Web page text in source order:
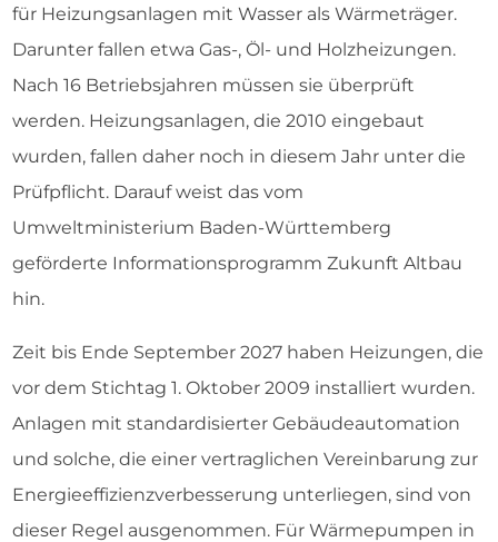
für Heizungsanlagen mit Wasser als Wärmeträger.
Darunter fallen etwa Gas-, Öl- und Holzheizungen.
Nach 16 Betriebsjahren müssen sie überprüft
werden. Heizungsanlagen, die 2010 eingebaut
wurden, fallen daher noch in diesem Jahr unter die
Prüfpflicht. Darauf weist das vom
Umweltministerium Baden-Württemberg
geförderte Informationsprogramm Zukunft Altbau
hin.
Zeit bis Ende September 2027 haben Heizungen, die
vor dem Stichtag 1. Oktober 2009 installiert wurden.
Anlagen mit standardisierter Gebäudeautomation
und solche, die einer vertraglichen Vereinbarung zur
Energieeffizienzverbesserung unterliegen, sind von
dieser Regel ausgenommen. Für Wärmepumpen in